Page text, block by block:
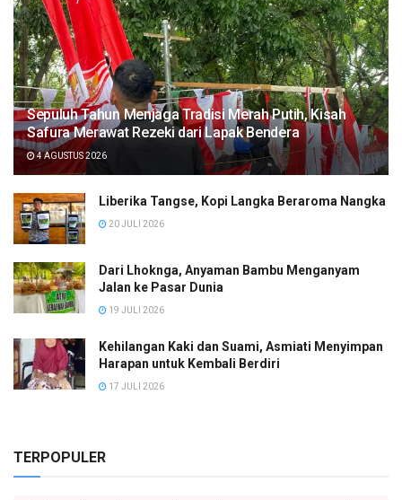
Sepuluh Tahun Menjaga Tradisi Merah Putih, Kisah
Safura Merawat Rezeki dari Lapak Bendera
4 AGUSTUS 2026
Liberika Tangse, Kopi Langka Beraroma Nangka
20 JULI 2026
Dari Lhoknga, Anyaman Bambu Menganyam
Jalan ke Pasar Dunia
19 JULI 2026
Kehilangan Kaki dan Suami, Asmiati Menyimpan
Harapan untuk Kembali Berdiri
17 JULI 2026
TERPOPULER